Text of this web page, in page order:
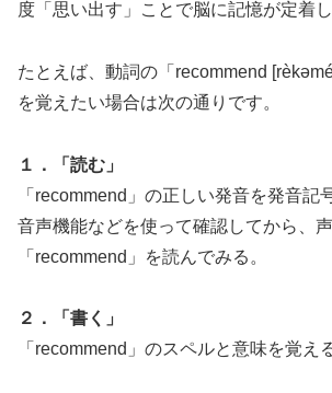
度「思い出す」ことで脳に記憶が定着し
たとえば、動詞の「recommend
を覚えたい場合は次の通りです。
１．「読む」
「recommend」の正しい発音を発音記
音声機能などを使って確認してから、
「recommend」を読んでみる。
２．「書く」
「recommend」のスペルと意味を覚え